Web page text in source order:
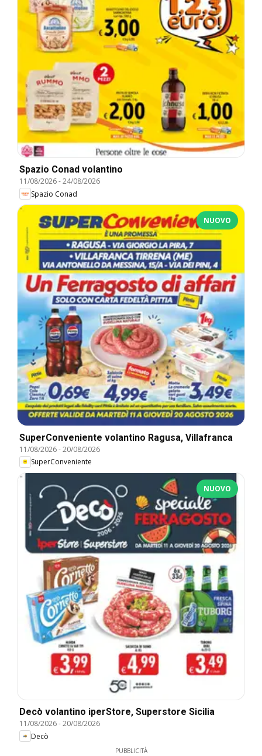
Spazio Conad volantino
11/08/2026-24/08/2026
Spazio Conad
NUOVO
SuperConveniente volantino Ragusa, Villafranca
11/08/2026-20/08/2026
SuperConveniente
NUOVO
Decò volantino iperStore, Superstore Sicilia
11/08/2026-20/08/2026
Decò
PUBBLICITÀ